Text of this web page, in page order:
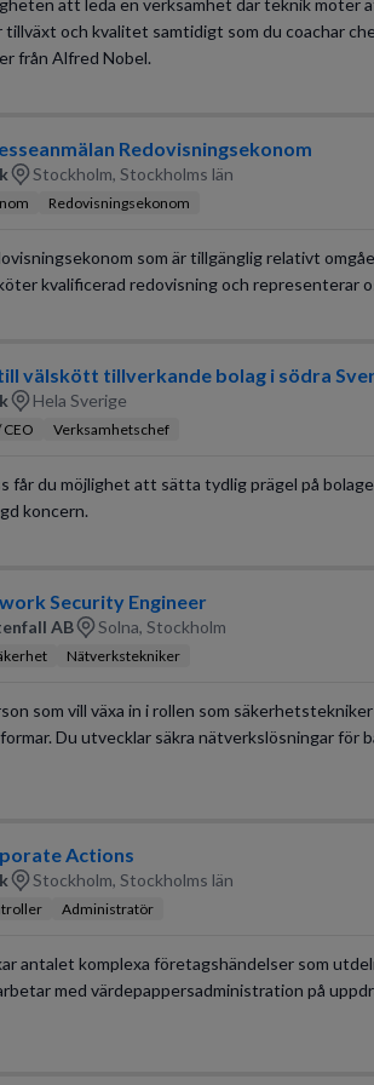
tillväxt och kvalitet samtidigt som du coachar
från Alfred Nobel.
Redovisningsekonom
Stockholm, Stockholms län
Redovisningsekonom
som är tillgänglig relativt
kvalificerad redovisning och representerar
välskött tillverkande bolag i södra
Hela Sverige
CEO Verksamhetschef
får du möjlighet att sätta tydlig prägel på
koncern.
Security Engineer
AB Solna, Stockholm
Nätverkstekniker
som vill växa in i rollen som
Du utvecklar säkra nätverkslösningar för
Actions
Stockholm, Stockholms län
Administratör
antalet komplexa företagshändelser som
med värdepappersadministration på